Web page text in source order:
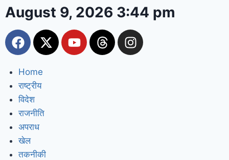
August 9, 2026 3:44 pm
Home
राष्ट्रीय
विदेश
राजनीति
अपराध
खेल
तकनीकी